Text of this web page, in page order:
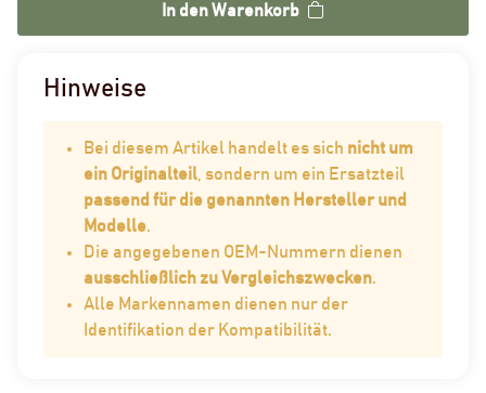
In den Warenkorb
Hinweise
Bei diesem Artikel handelt es sich nicht um
ein Originalteil , sondern um ein Ersatzteil
passend für die genannten Hersteller und
Modelle.
Die angegebenen OEM-Nummern dienen
ausschließlich zu Vergleichszwecken.
Alle Markennamen dienen nur der
Identifikation der Kompatibilität.